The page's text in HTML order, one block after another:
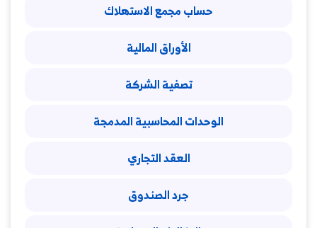
حساب مجمع الاستهلاك
الأوراق المالية
تصفية الشركة
الوحدات المحاسبية المدمجة
العقد التجاري
جرد الصندوق